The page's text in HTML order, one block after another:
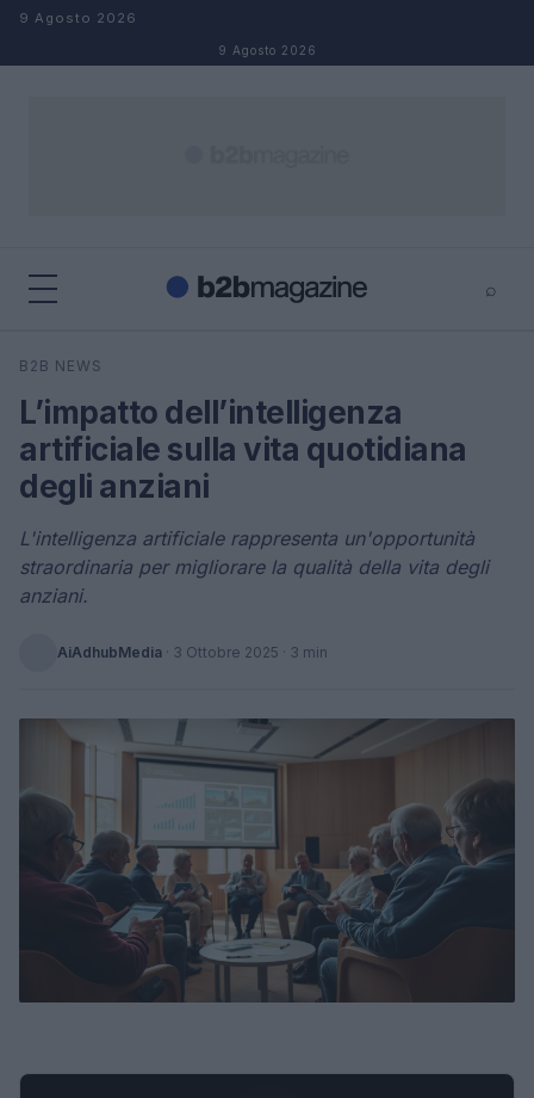
Salta al contenuto
9 Agosto 2026
9 Agosto 2026
⌕
Cerca
B2B NEWS
L’impatto dell’intelligenza
artificiale sulla vita quotidiana
degli anziani
L'intelligenza artificiale rappresenta un'opportunità
straordinaria per migliorare la qualità della vita degli
anziani.
AiAdhubMedia · 3 Ottobre 2025 · 3 min